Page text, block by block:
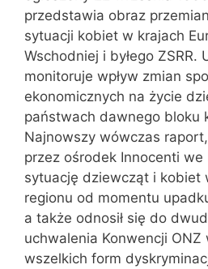
przedstawia obraz
sytuacji kobiet w krajach
Wschodniej i byłego ZSRR.
monitoruje wpływ zmian
ekonomicznych na życie
państwach dawnego bloku
Najnowszy wówczas
przez ośrodek Innocenti we
sytuację dziewcząt i kobiet
regionu od momentu
a także odnosił się do
uchwalenia Konwencji
wszelkich form